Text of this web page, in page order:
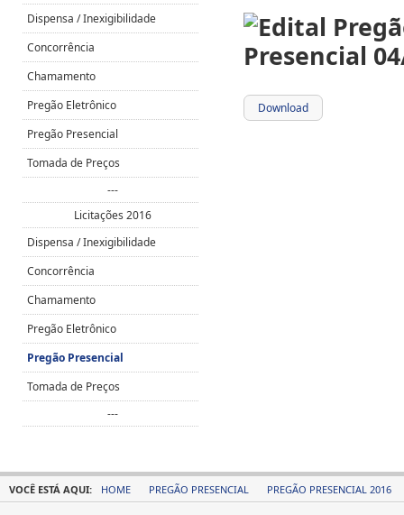
Download
Dispensa / Inexigibilidade
Concorrência
Chamamento
Pregão Eletrônico
Pregão Presencial
Tomada de Preços
---
Licitações 2016
Dispensa / Inexigibilidade
Concorrência
Chamamento
Pregão Eletrônico
Pregão Presencial
Tomada de Preços
---
VOCÊ ESTÁ AQUI: HOME PREGÃO PRESENCIAL PREGÃO PRESENCIAL 2016